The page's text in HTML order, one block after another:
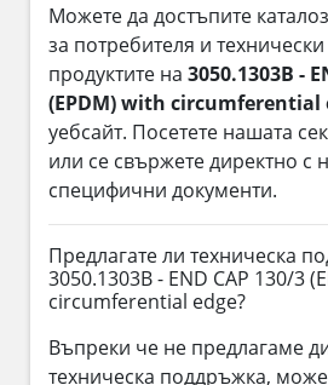
Можете да достъпите
за потребителя и
продуктите на 3050.1303B -
(EPDM) with circumferential
уебсайт. Посетете нашата
или се свържете директно с
специфични документи.
Предлагате ли техническа
3050.1303B - END CAP 130/3
circumferential edge?
Въпреки че не предлагаме
техническа поддръжка,